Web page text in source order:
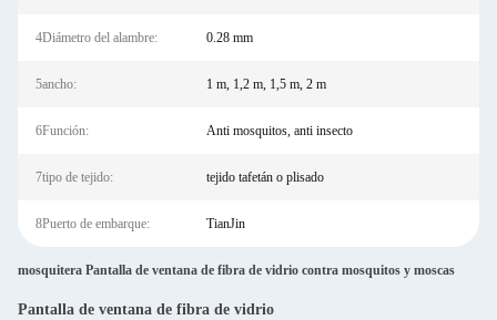
4Diámetro del alambre: 0.28 mm
5ancho: 1 m, 1,2 m, 1,5 m, 2 m
6Función: Anti mosquitos, anti insecto
7tipo de tejido: tejido tafetán o plisado
8Puerto de embarque: TianJin
mosquitera Pantalla de ventana de fibra de vidrio contra mosquitos y moscas
Pantalla de ventana de fibra de vidrio